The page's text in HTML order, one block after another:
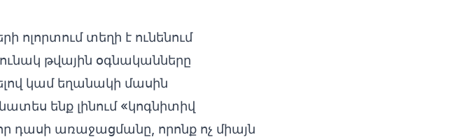
տեղի է ունենում
թվային օգնականները
կամ եղանակի մասին
ենք լինում «կոգնիտիվ
դասի առաջացմանը, որոնք ոչ միայն